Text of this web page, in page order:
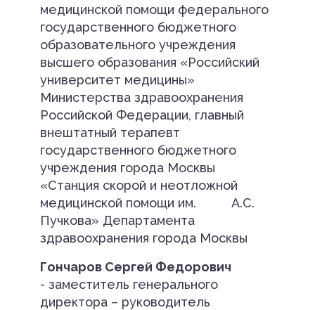
медицинской помощи федерального
государственного бюджетного
образовательного учреждения
высшего образования «Российский
университет медицины»
Министерства здравоохранения
Российской Федерации, главный
внештатный терапевт
государственного бюджетного
учреждения города Москвы
«Станция скорой и неотложной
медицинской помощи им. А.С.
Пучкова» Департамента
здравоохранения города Москвы
Гончаров Сергей Федорович
- заместитель генерального
директора – руководитель